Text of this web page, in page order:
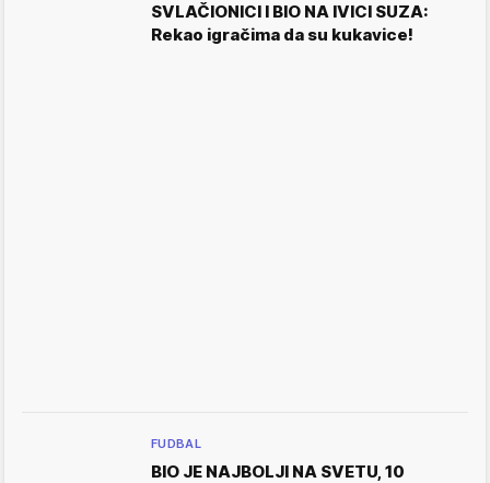
SVLAČIONICI I BIO NA IVICI SUZA:
Rekao igračima da su kukavice!
FUDBAL
BIO JE NAJBOLJI NA SVETU, 10